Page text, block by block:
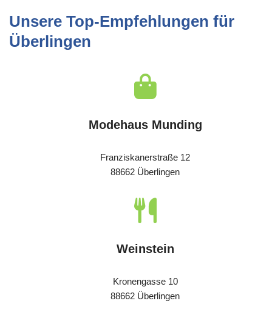
Unsere Top-Empfehlungen für
Überlingen
Modehaus Munding
Franziskanerstraße 12
88662 Überlingen
Weinstein
Kronengasse 10
88662 Überlingen